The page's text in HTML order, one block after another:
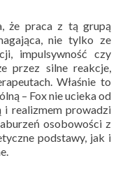
że praca z tą grupą
nie tylko ze
impulsywność czy
przez silne reakcje,
Właśnie to
– Fox nie ucieka od
i realizmem prowadzi
osobowości z
podstawy, jak i